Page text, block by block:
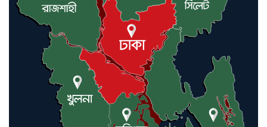
এবার চীনের দ্বারস্থ হলেন ডোনাল্ড
ট্রাম্প
ইরানে কঠোর হামলা অব্যাহত রাখতে
ট্রাম্পকে আহ্বান সৌদি আরবের